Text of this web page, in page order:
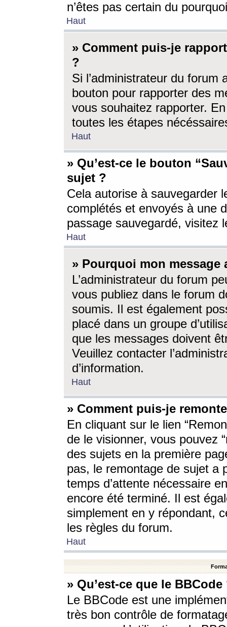
n’êtes pas certain du
Haut
» Comment puis-je
?
Si l’administrateur du forum
bouton pour rapporter des
vous souhaitez rapporter.
toutes les étapes
Haut
» Qu’est-ce le bouton
sujet ?
Cela autorise à sauvegarder
complétés et envoyés à une
passage sauvegardé, visitez
Haut
» Pourquoi mon message
L’administrateur du forum
vous publiez dans le forum
soumis. Il est également
placé dans un groupe
que les messages doivent
Veuillez contacter
d’information.
Haut
» Comment puis-je
En cliquant sur le lien
de le visionner, vous pouvez
des sujets en la première
pas, le remontage de sujet a
temps d’attente nécessaire
encore été terminé. Il est
simplement en y répondant,
les règles du forum.
Haut
» Qu’est-ce que le BBCode
Le BBCode est une
très bon contrôle de